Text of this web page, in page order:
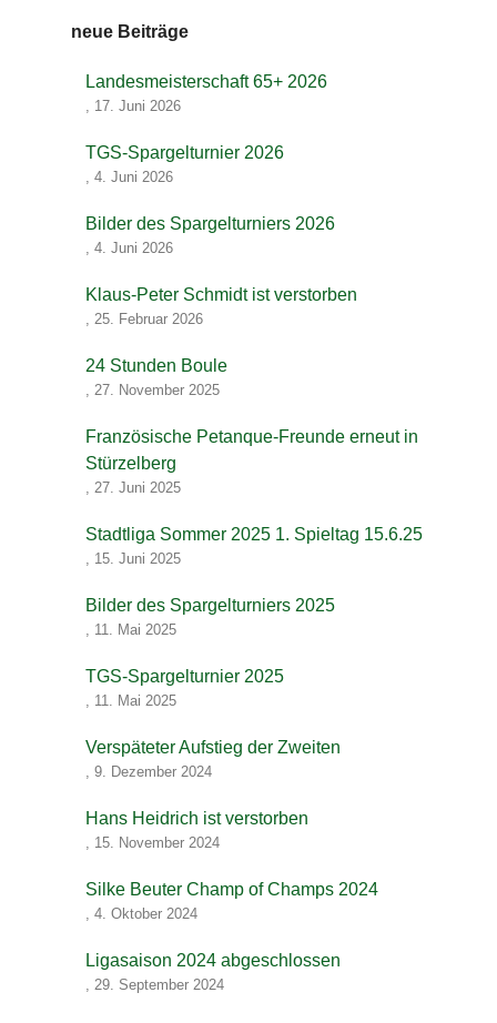
neue Beiträge
Landesmeisterschaft 65+ 2026
17. Juni 2026
TGS-Spargelturnier 2026
4. Juni 2026
Bilder des Spargelturniers 2026
4. Juni 2026
Klaus-Peter Schmidt ist verstorben
25. Februar 2026
24 Stunden Boule
27. November 2025
Französische Petanque-Freunde erneut in
Stürzelberg
27. Juni 2025
Stadtliga Sommer 2025 1. Spieltag 15.6.25
15. Juni 2025
Bilder des Spargelturniers 2025
11. Mai 2025
TGS-Spargelturnier 2025
11. Mai 2025
Verspäteter Aufstieg der Zweiten
9. Dezember 2024
Hans Heidrich ist verstorben
15. November 2024
Silke Beuter Champ of Champs 2024
4. Oktober 2024
Ligasaison 2024 abgeschlossen
29. September 2024